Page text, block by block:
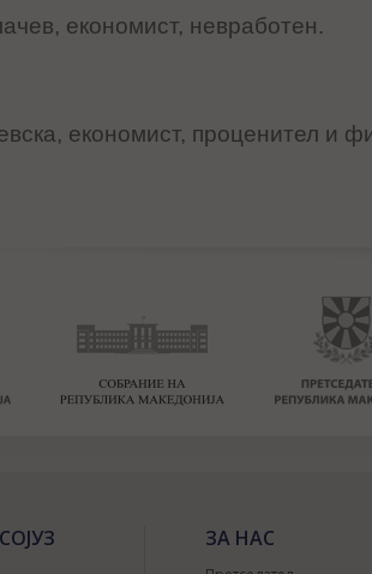
економист, невработен.
економист, проценител и
ЗА НАС